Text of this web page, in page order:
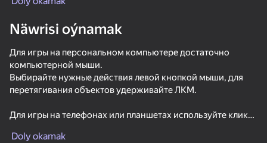
Oýun
Mine - Survival and Battles
60
50 66
попросту нет. Подготовьте могучих героев к
тактику и оттачивайте мастерство на постепенно
Каждый противник уникален и имеет ряд особенностей.
Изучайте их поведение на поле боя, чтобы разработать
наиболее эффективную стратегию. Именно от нее будет
зависеть исход битвы, но и снаряжение сыграет не
экспериментируйте с их комбинациями, а также
зарабатывайте очки опыта для разблокировки умений в
Näwrisi oýnamak
Для игры на персональном компьютере достаточно
компьютерной мыши.
Выбирайте нужные действия левой кнопкой мыши, для
перетягивания объектов удерживайте ЛКМ.
Для игры на телефонах или планшетах используйте клики
Doly okamak